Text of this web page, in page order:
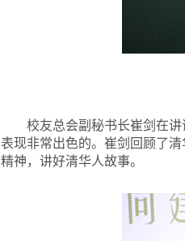
校友总会副秘书长崔剑在
表现非常出色的。崔剑回顾了
精神，讲好清华人故事。